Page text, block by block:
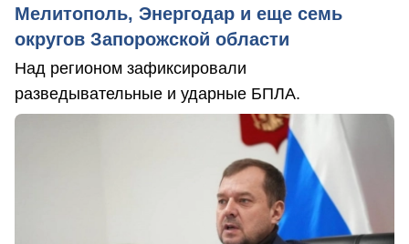
Мелитополь, Энергодар и еще семь
округов Запорожской области
Над регионом зафиксировали
разведывательные и ударные БПЛА.